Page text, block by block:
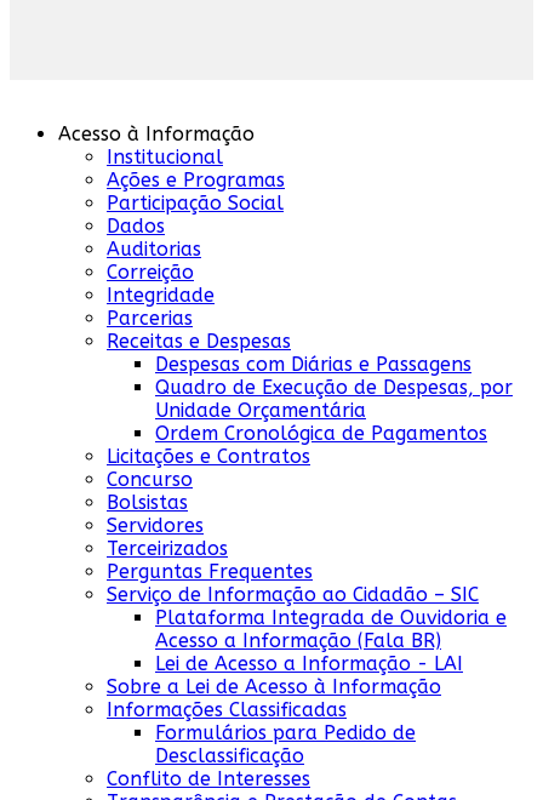
Acesso à Informação
Institucional
Ações e Programas
Participação Social
Dados
Auditorias
Correição
Integridade
Parcerias
Receitas e Despesas
Despesas com Diárias e Passagens
Quadro de Execução de Despesas, por
Unidade Orçamentária
Ordem Cronológica de Pagamentos
Licitações e Contratos
Concurso
Bolsistas
Servidores
Terceirizados
Perguntas Frequentes
Serviço de Informação ao Cidadão – SIC
Plataforma Integrada de Ouvidoria e
Acesso a Informação (Fala BR)
Lei de Acesso a Informação - LAI
Sobre a Lei de Acesso à Informação
Informações Classificadas
Formulários para Pedido de
Desclassificação
Conflito de Interesses